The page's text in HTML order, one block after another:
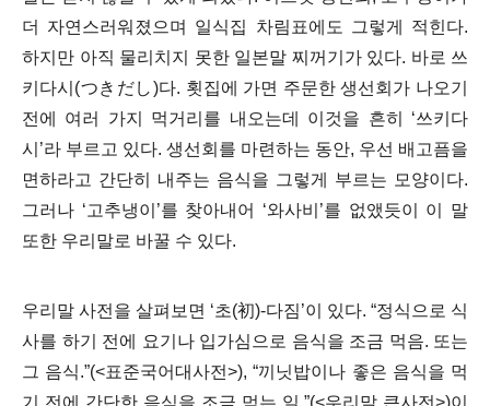
더 자연스러워졌으며 일식집 차림표에도 그렇게 적힌다.
하지만 아직 물리치지 못한 일본말 찌꺼기가 있다. 바로 쓰
키다시(つきだし)다. 횟집에 가면 주문한 생선회가 나오기
전에 여러 가지 먹거리를 내오는데 이것을 흔히 ‘쓰키다
시’라 부르고 있다. 생선회를 마련하는 동안, 우선 배고픔을
면하라고 간단히 내주는 음식을 그렇게 부르는 모양이다.
그러나 ‘고추냉이’를 찾아내어 ‘와사비’를 없앴듯이 이 말
또한 우리말로 바꿀 수 있다.
우리말 사전을 살펴보면 ‘초(初)-다짐’이 있다. “정식으로 식
사를 하기 전에 요기나 입가심으로 음식을 조금 먹음. 또는
그 음식.”(<표준국어대사전>), “끼닛밥이나 좋은 음식을 먹
기 전에 간단한 음식을 조금 먹는 일.”(<우리말 큰사전>)이